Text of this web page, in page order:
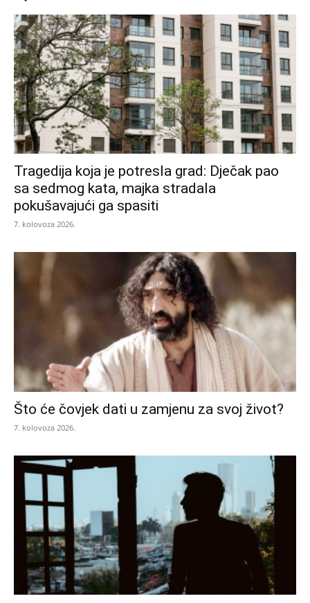
Tragedija koja je potresla grad: Dječak pao
sa sedmog kata, majka stradala
pokušavajući ga spasiti
7. kolovoza 2026.
Što će čovjek dati u zamjenu za svoj život?
7. kolovoza 2026.